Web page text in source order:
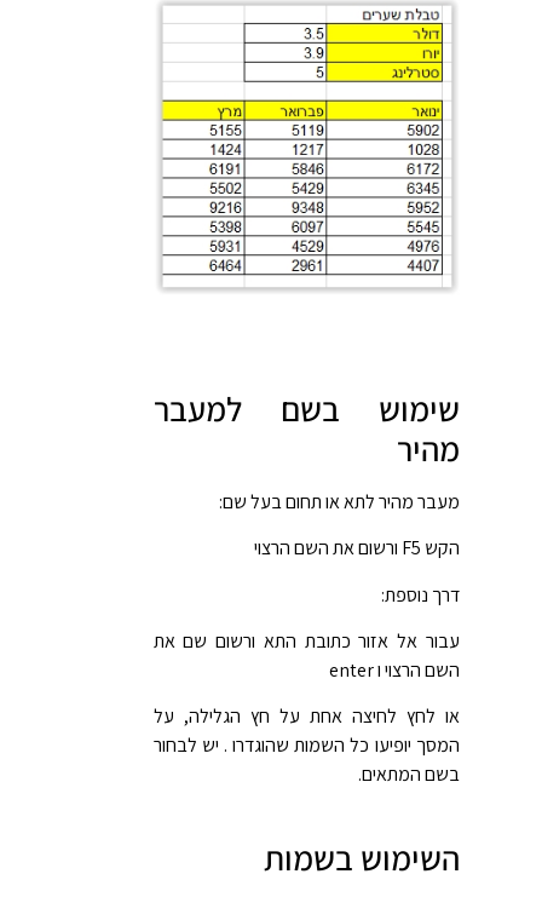
שימוש בשם למעבר
מהיר
מעבר מהיר לתא או תחום בעל שם:
הקש F5 ורשום את השם הרצוי
דרך נוספת:
עבור אל אזור כתובת התא ורשום שם את
השם הרצוי ו enter
או לחץ לחיצה אחת על חץ הגלילה, על
המסך יופיעו כל השמות שהוגדרו . יש לבחור
בשם המתאים.
השימוש בשמות